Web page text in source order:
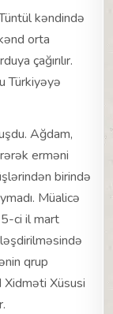
kəndində
orta
çağırılır.
Türkiyəyə
Ağdam,
erməni
birində
Müalicə
ci il mart
qrup
Xüsusi